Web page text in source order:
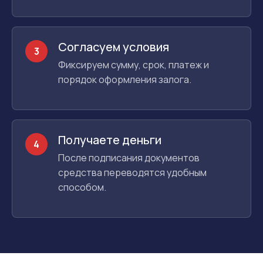
3 Согласуем условия
Фиксируем сумму, срок, платеж и
порядок оформления залога.
4 Получаете деньги
После подписания документов
средства переводятся удобным
способом.